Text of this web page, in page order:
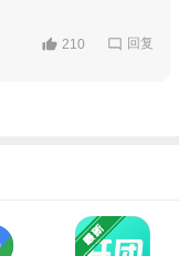
210 回复